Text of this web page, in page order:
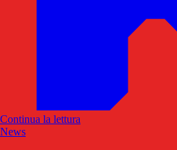
Continua la lettura
News